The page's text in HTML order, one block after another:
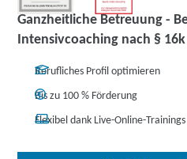
Ganzheitliche Betreuung -
Intensivcoaching nach §
Berufliches Profil optimieren
Bis zu 100 % Förderung
Flexibel dank Live-Online-Trainings